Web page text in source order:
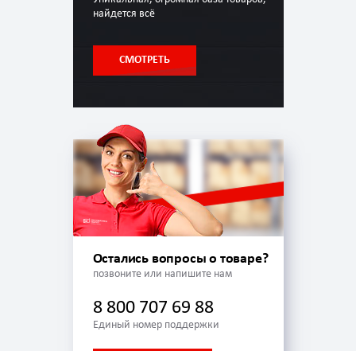
найдется всё
СМОТРЕТЬ
Остались вопросы о товаре?
позвоните или напишите нам
8 800 707 69 88
Единый номер поддержки